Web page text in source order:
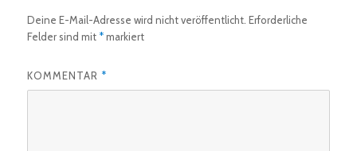
Deine E-Mail-Adresse wird nicht veröffentlicht. Erforderliche
Felder sind mit *markiert
KOMMENTAR *